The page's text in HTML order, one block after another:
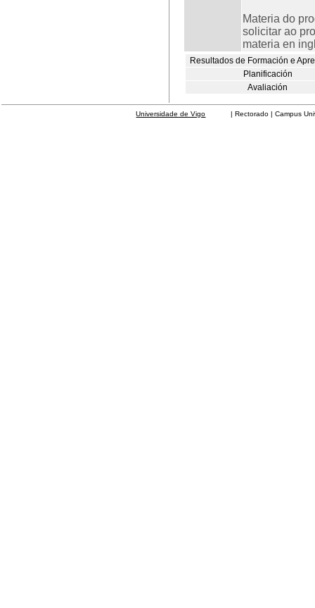
Materia do
solicitar ao
materia en
Resultados de Formación e
Planificación
Avaliación
Universidade de Vigo | Rectorado | Campus